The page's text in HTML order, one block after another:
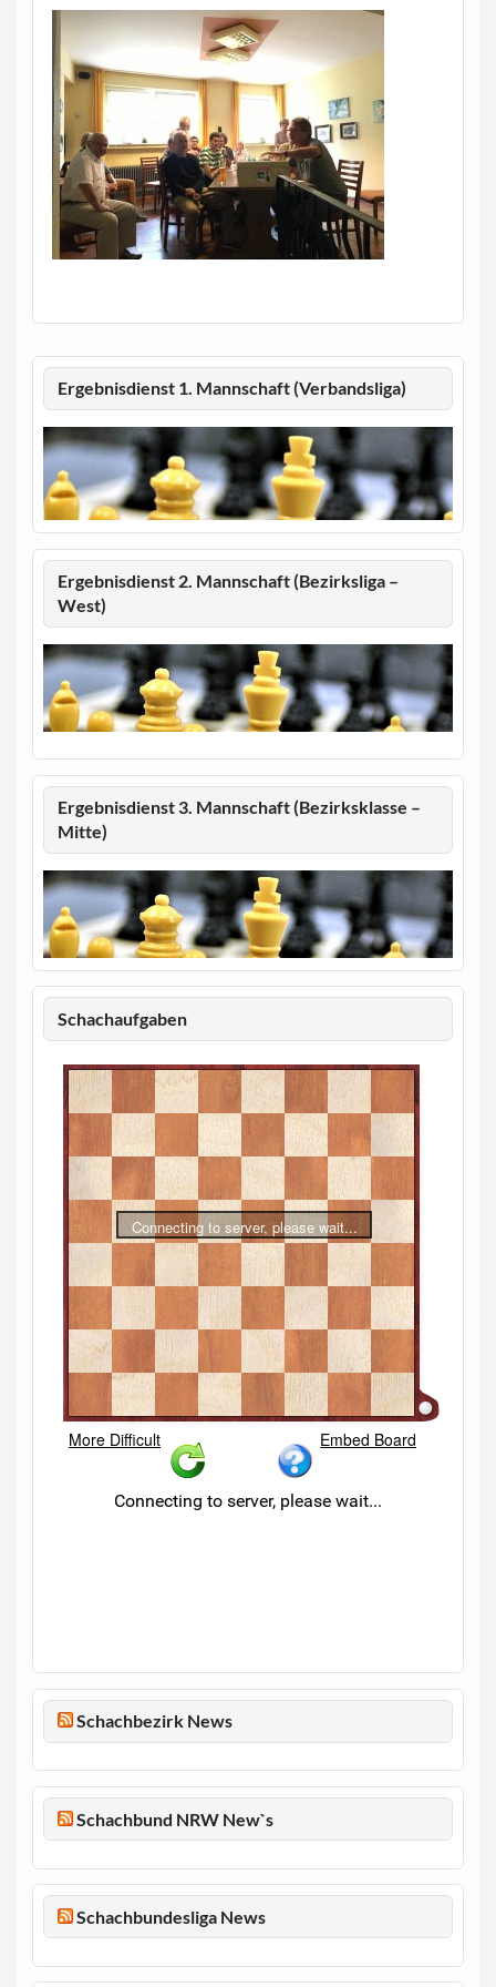
Ergebnisdienst 1. Mannschaft (Verbandsliga)
Ergebnisdienst 2. Mannschaft (Bezirksliga –
West)
Ergebnisdienst 3. Mannschaft (Bezirksklasse –
Mitte)
Schachaufgaben
Schachbezirk News
Schachbund NRW New`s
Schachbundesliga News